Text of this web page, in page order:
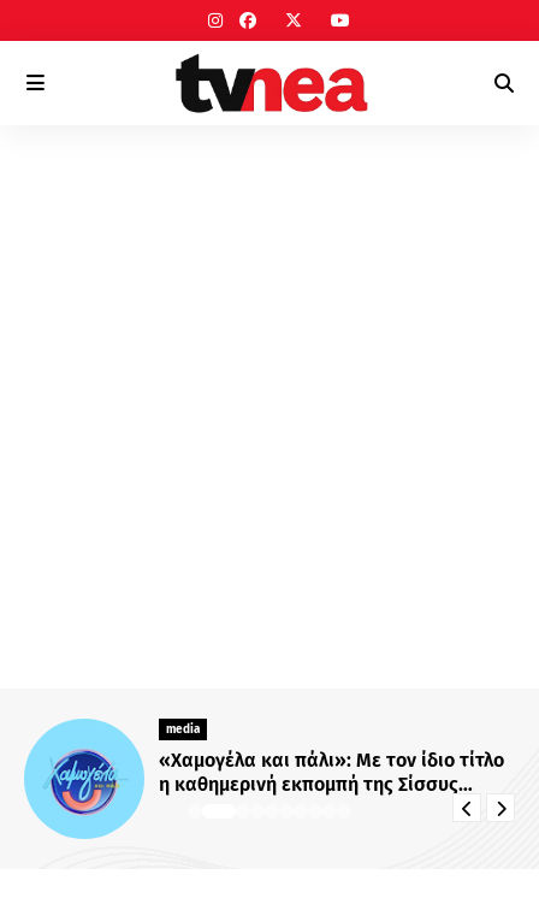
media
«Χαμογέλα και πάλι»: Με τον ίδιο τίτλο
η καθημερινή εκπομπή της Σίσσυς